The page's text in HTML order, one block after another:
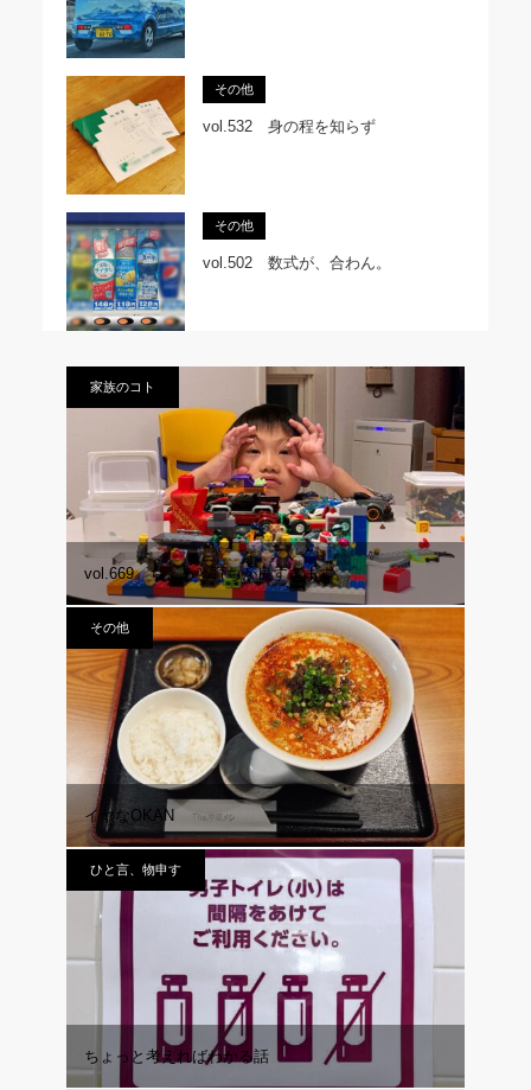
その他
vol.532 身の程を知らず
その他
vol.502 数式が、合わん。
家族のコト
vol.669 ちょっと育ちが良すぎます。
その他
イヤなOKAN
ひと言、物申す
ちょっと考えればわかる話